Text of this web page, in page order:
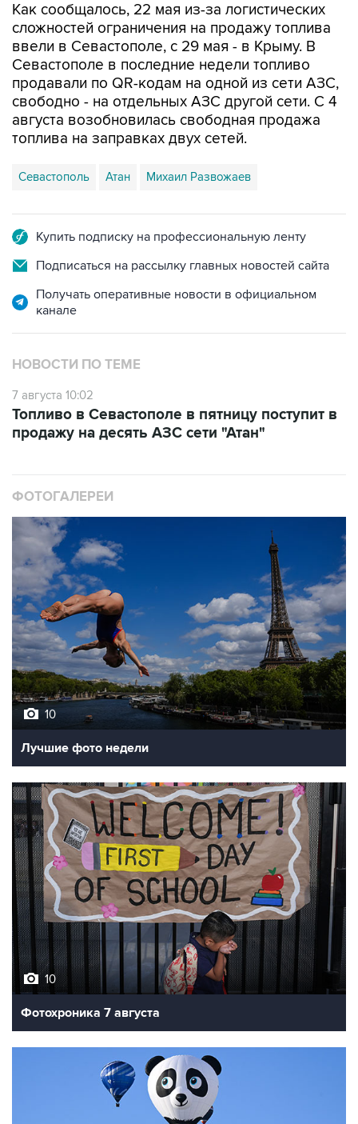
Как сообщалось, 22 мая из-за логистических
сложностей ограничения на продажу топлива
ввели в Севастополе, с 29 мая - в Крыму. В
Севастополе в последние недели топливо
продавали по QR-кодам на одной из сети АЗС,
свободно - на отдельных АЗС другой сети. С 4
августа возобновилась свободная продажа
топлива на заправках двух сетей.
Севастополь Атан Михаил Развожаев
Купить подписку на профессиональную ленту
Подписаться на рассылку главных новостей сайта
Получать оперативные новости в официальном
канале
НОВОСТИ ПО ТЕМЕ
7 августа 10:02
Топливо в Севастополе в пятницу поступит в
продажу на десять АЗС сети "Атан"
ФОТОГАЛЕРЕИ
10
Лучшие фото недели
10
Фотохроника 7 августа